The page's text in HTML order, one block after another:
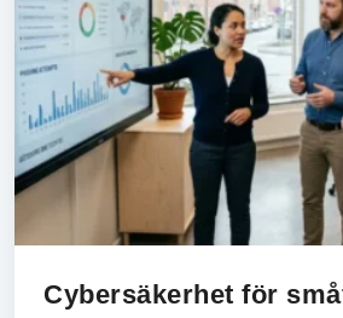
Cybersäkerhet för